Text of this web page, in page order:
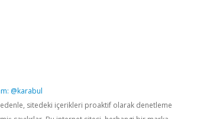
@karabul
sitedeki içerikleri proaktif olarak denetleme